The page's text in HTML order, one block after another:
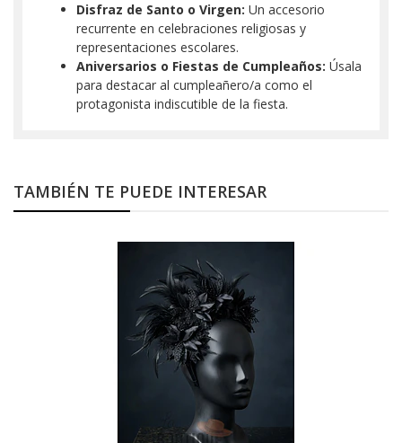
Disfraz de Santo o Virgen: Un accesorio
recurrente en celebraciones religiosas y
representaciones escolares.
Aniversarios o Fiestas de Cumpleaños: Úsala
para destacar al cumpleañero/a como el
protagonista indiscutible de la fiesta.
TAMBIÉN TE PUEDE INTERESAR